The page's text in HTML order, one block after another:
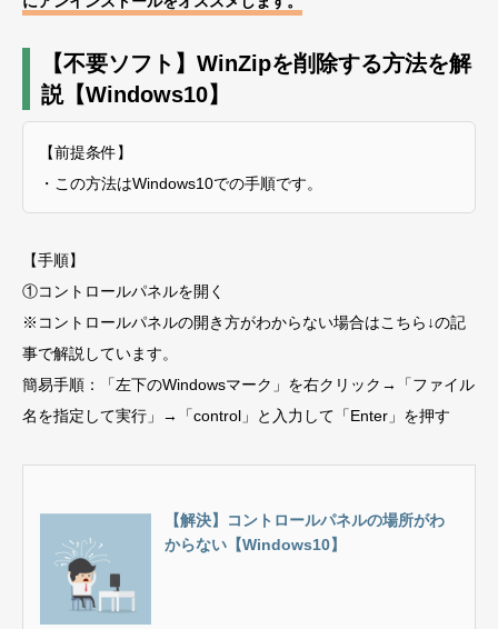
【不要ソフト】WinZipを削除する方法を解
説【Windows10】
【前提条件】
・この方法はWindows10での手順です。
【手順】
①コントロールパネルを開く
※コントロールパネルの開き方がわからない場合はこちら↓の記
事で解説しています。
簡易手順：「左下のWindowsマーク」を右クリック→「ファイル
名を指定して実行」→「control」と入力して「Enter」を押す
【解決】コントロールパネルの場所がわ
からない【Windows10】